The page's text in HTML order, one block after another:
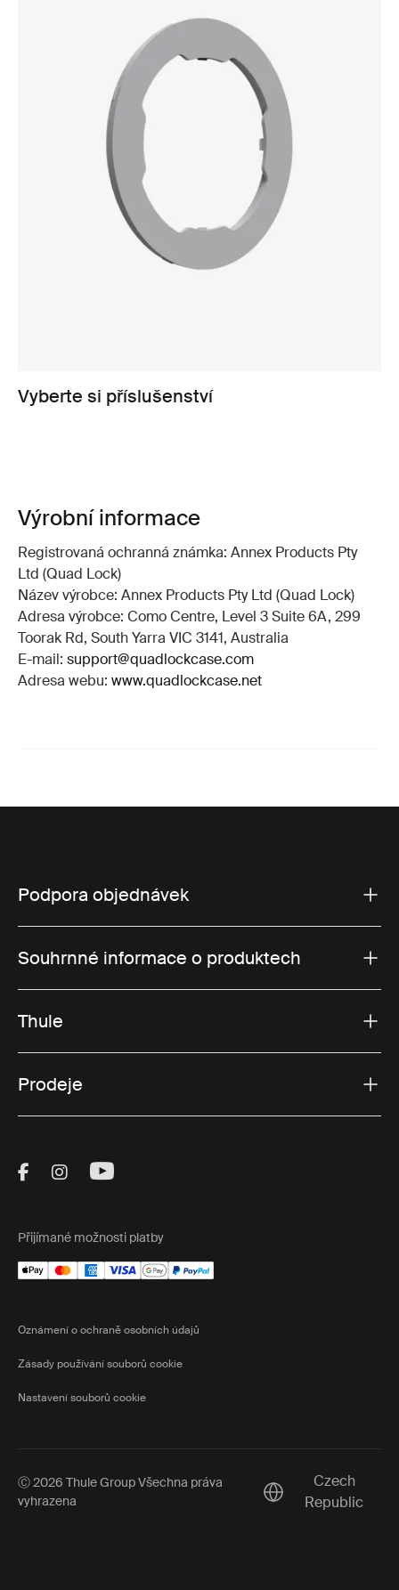
Vyberte si příslušenství
Výrobní informace
Registrovaná ochranná známka: Annex Products Pty
Ltd (Quad Lock)
Název výrobce: Annex Products Pty Ltd (Quad Lock)
Adresa výrobce: Como Centre, Level 3 Suite 6A, 299
Toorak Rd, South Yarra VIC 3141, Australia
E-mail: support@quadlockcase.com
Adresa webu: www.quadlockcase.net
Podpora objednávek
Souhrnné informace o produktech
Thule
Prodeje
Visit Thule on Facebook (external link)
Visit Thule on Instagram (external link)
Visit Thule on Youtube (external
Přijímané možnosti platby
Oznámení o ochraně osobních údajů
Zásady používání souborů cookie
Nastavení souborů cookie
Ⓒ 2026 Thule Group Všechna práva
vyhrazena
Current market/
Czech
Republic